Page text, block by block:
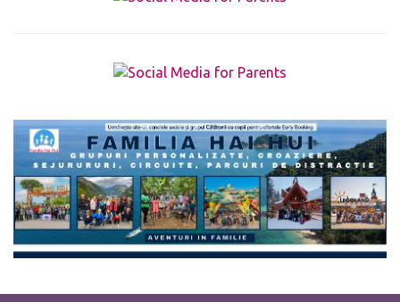
The form you have selected does not exist.